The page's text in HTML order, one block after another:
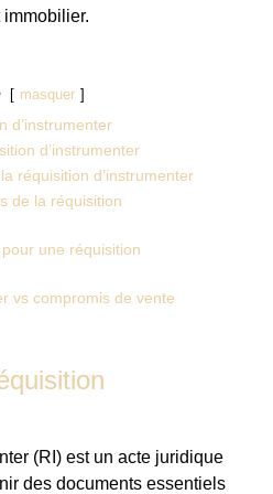
immobilier.
masquer
d’instrumenter
d’instrumenter
réquisition d’instrumenter
de la réquisition
une réquisition
vs compromis de vente
(RI) est un acte juridique
des documents essentiels